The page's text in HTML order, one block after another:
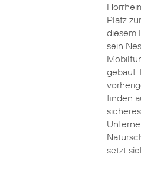
Platz
diesem
sein
gebaut.
finden
setzt